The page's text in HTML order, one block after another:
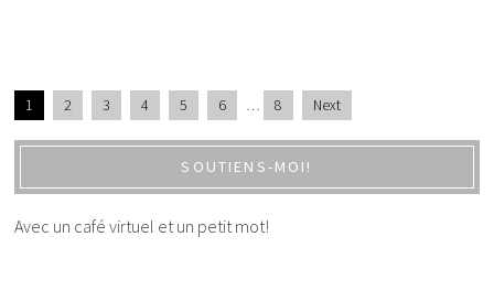
1 2 3 4 5 6 … 8 Next
SOUTIENS-MOI!
Avec un café virtuel et un petit mot!